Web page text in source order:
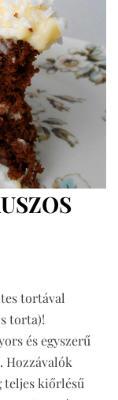
tortával
torta)!
és egyszerű
Hozzávalók
teljes kiőrlésű